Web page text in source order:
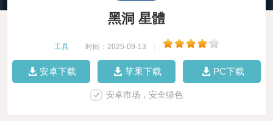
黑洞 星體
工具 时间：2025-09-13
安卓下载 苹果下载 PC下载
安卓市场，安全绿色